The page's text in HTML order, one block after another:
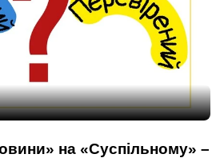
на «Суспільному» –